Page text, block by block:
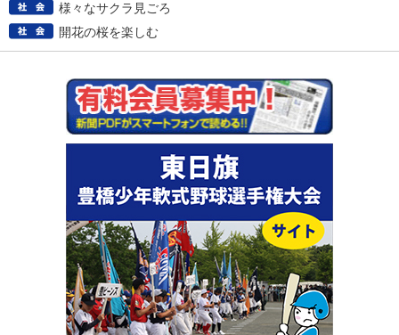
様々なサクラ見ごろ
開花の桜を楽しむ